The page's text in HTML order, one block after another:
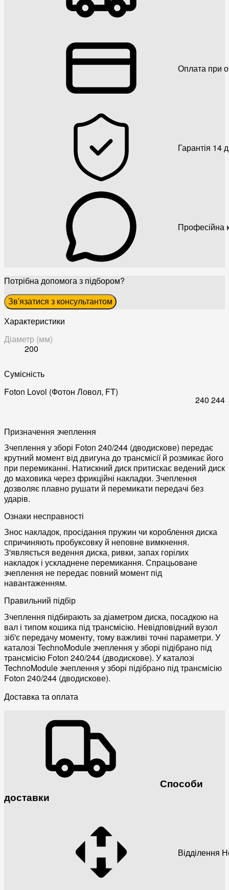
Оплата при
Гарантія 14
Професійна
Потрібна допомога з підбором?
Зв'язатися з консультантом
Характеристики
Діаметр (мм)
200
Сумісність
Foton Lovol (Фотон Ловол, FT)
240 244
Призначення зчеплення
Зчеплення у зборі Foton 240/244 (дводискове) передає
крутний момент від двигуна до трансмісії й розмикає його
при перемиканні. Натискний диск притискає ведений диск
до маховика через фрикційні накладки. Зчеплення
дозволяє плавно рушати й перемикати передачі без
ударів.
Ознаки несправності
Знос накладок, просідання пружин чи короблення диска
спричиняють пробуксовку й неповне вимкнення.
З'являється ведення диска, ривки, запах горілих
накладок і ускладнене перемикання. Спрацьоване
зчеплення не передає повний момент під
навантаженням.
Правильний підбір
Зчеплення підбирають за діаметром диска, посадкою на
вал і типом кошика під трансмісію. Невідповідний вузол
зіб'є передачу моменту, тому важливі точні параметри. У
каталозі TechnoModule зчеплення у зборі підібрано під
трансмісію Foton 240/244 (дводискове). У каталозі
TechnoModule зчеплення у зборі підібрано під трансмісію
Foton 240/244 (дводискове).
Доставка та оплата
Способи
доставки
Відділення